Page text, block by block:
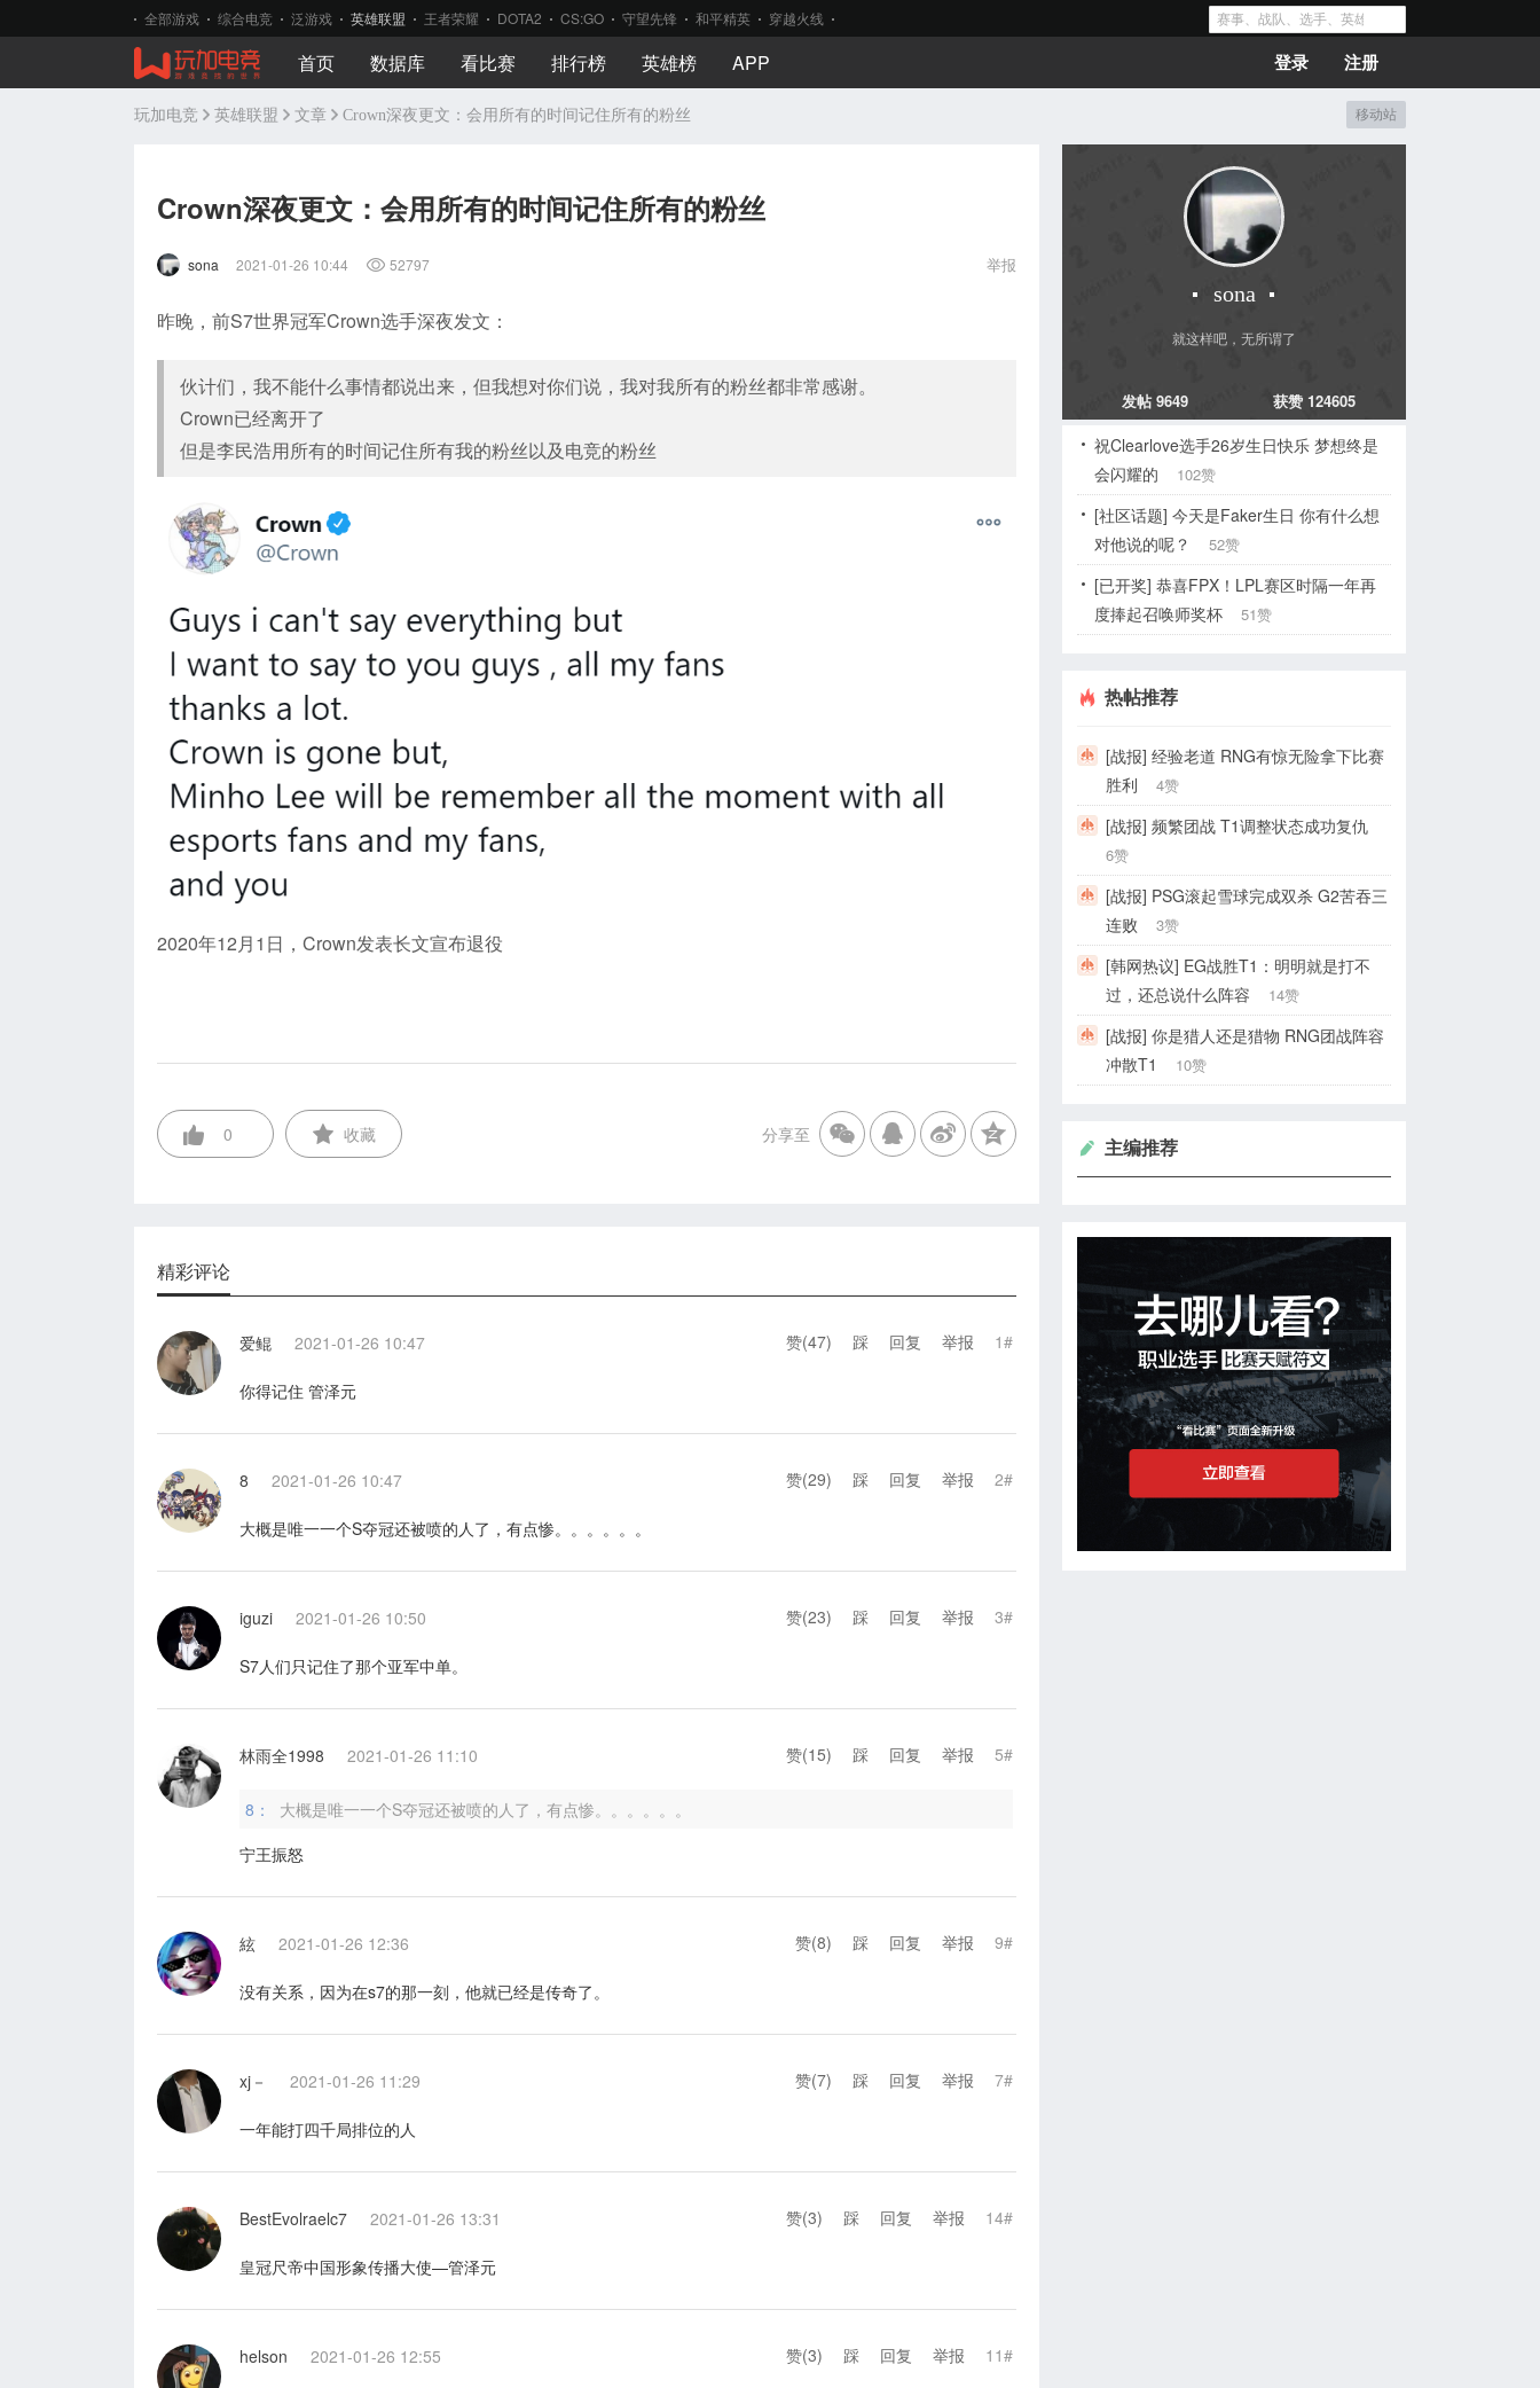
全部游戏 综合电竞 泛游戏 英雄联盟 王者荣耀 DOTA2 CS:GO 守望先锋 和平精英 穿越火线
首页 数据库 看比赛 排行榜 英雄榜 APP 登录 注册
玩加电竞 英雄联盟 文章 Crown深夜更文：会用所有的时间记住所有的粉丝 移动站
Crown深夜更文：会用所有的时间记住所有的粉丝
sona 2021-01-26 10:44 52797 举报
昨晚，前S7世界冠军Crown选手深夜发文：
伙计们，我不能什么事情都说出来，但我想对你们说，我对我所有的粉丝都非常感谢。
Crown已经离开了
但是李民浩用所有的时间记住所有我的粉丝以及电竞的粉丝
2020年12月1日，Crown发表长文宣布退役
0 收藏 分享至
精彩评论
爱鲲 2021-01-26 10:47 赞(47) 踩 回复 举报 1#
你得记住 管泽元
8 2021-01-26 10:47 赞(29) 踩 回复 举报 2#
大概是唯一一个S夺冠还被喷的人了，有点惨。。。。。。
iguzi 2021-01-26 10:50 赞(23) 踩 回复 举报 3#
S7人们只记住了那个亚军中单。
林雨全1998 2021-01-26 11:10 赞(15) 踩 回复 举报 5#
8：
大概是唯一一个S夺冠还被喷的人了，有点惨。。。。。。
宁王振怒
絃 2021-01-26 12:36 赞(8) 踩 回复 举报 9#
没有关系，因为在s7的那一刻，他就已经是传奇了。
xj－ 2021-01-26 11:29 赞(7) 踩 回复 举报 7#
一年能打四千局排位的人
BestEvolraelc7 2021-01-26 13:31 赞(3) 踩 回复 举报 14#
皇冠尺帝中国形象传播大使—管泽元
helson 2021-01-26 12:55 赞(3) 踩 回复 举报 11#
sona
就这样吧，无所谓了
发帖 9649 获赞 124605
祝Clearlove选手26岁生日快乐 梦想终是
会闪耀的
102赞
[社区话题] 今天是Faker生日 你有什么想
对他说的呢？
52赞
[已开奖] 恭喜FPX！LPL赛区时隔一年再
度捧起召唤师奖杯
51赞
热帖推荐
[战报] 经验老道 RNG有惊无险拿下比赛
胜利
4赞
[战报] 频繁团战 T1调整状态成功复仇
6赞
[战报] PSG滚起雪球完成双杀 G2苦吞三
连败
3赞
[韩网热议] EG战胜T1：明明就是打不
过，还总说什么阵容
14赞
[战报] 你是猎人还是猎物 RNG团战阵容
冲散T1
10赞
主编推荐